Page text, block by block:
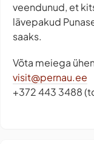
veendunud, et
lävepakud
saaks.
Võta meiega
visit@pernau.ee
+372 443 3488